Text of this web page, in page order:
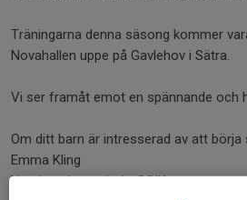
Träningarna denna säsong kommer
Novahallen uppe på Gavlehov i Sätra.
Vi ser framåt emot en spännande och
Om ditt barn är intresserad av att börja
Emma Kling
Ungdomskommittén GGIK